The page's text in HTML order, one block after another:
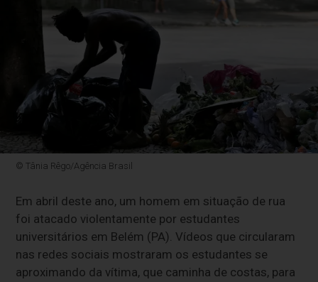
© Tânia Rêgo/Agência Brasil
Em abril deste ano, um homem em situação de rua
foi atacado violentamente por estudantes
universitários em Belém (PA). Vídeos que circularam
nas redes sociais mostraram os estudantes se
aproximando da vítima, que caminha de costas, para